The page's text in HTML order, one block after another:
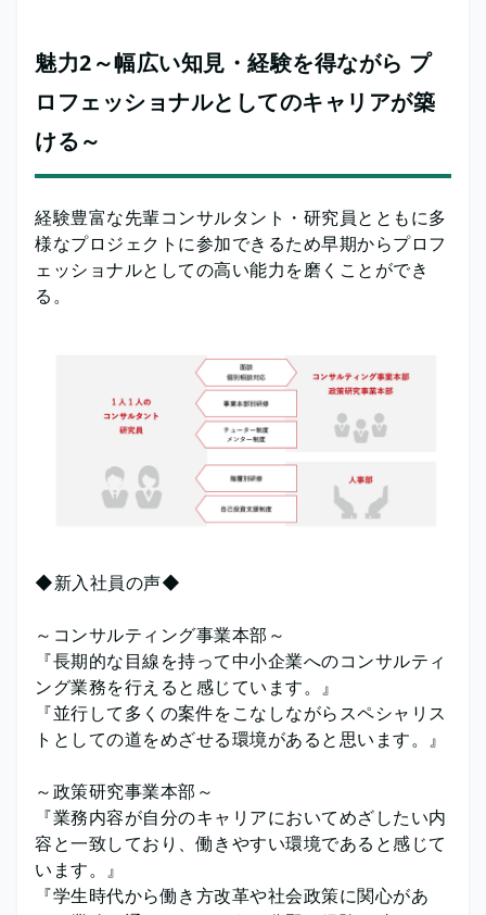
魅力2～幅広い知見・経験を得ながら プ
ロフェッショナルとしてのキャリアが築
ける～
経験豊富な先輩コンサルタント・研究員とともに多
様なプロジェクトに参加できるため早期からプロフ
ェッショナルとしての高い能力を磨くことができ
る。
◆新入社員の声◆
～コンサルティング事業本部～
『長期的な目線を持って中小企業へのコンサルティ
ング業務を行えると感じています。』
『並行して多くの案件をこなしながらスペシャリス
トとしての道をめざせる環境があると思います。』
～政策研究事業本部～
『業務内容が自分のキャリアにおいてめざしたい内
容と一致しており、働きやすい環境であると感じて
います。』
『学生時代から働き方改革や社会政策に関心があ